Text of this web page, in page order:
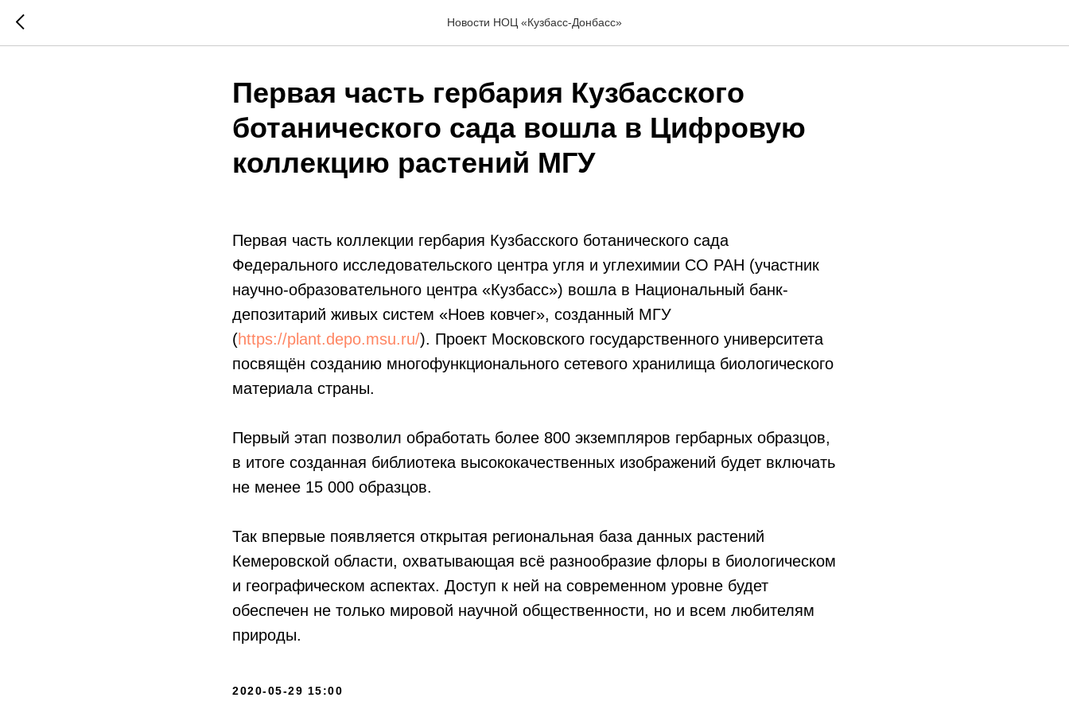
Новости НОЦ «Кузбасс-Донбасс»
Первая часть гербария Кузбасского
ботанического сада вошла в Цифровую
коллекцию растений МГУ
Первая часть коллекции гербария Кузбасского ботанического сада
Федерального исследовательского центра угля и углехимии СО РАН (участник
научно-образовательного центра «Кузбасс») вошла в Национальный банк-
депозитарий живых систем «Ноев ковчег», созданный МГУ
(https://plant.depo.msu.ru/). Проект Московского государственного университета
посвящён созданию многофункционального сетевого хранилища биологического
материала страны.
Первый этап позволил обработать более 800 экземпляров гербарных образцов,
в итоге созданная библиотека высококачественных изображений будет включать
не менее 15 000 образцов.
Так впервые появляется открытая региональная база данных растений
Кемеровской области, охватывающая всё разнообразие флоры в биологическом
и географическом аспектах. Доступ к ней на современном уровне будет
обеспечен не только мировой научной общественности, но и всем любителям
природы.
2020-05-29 15:00